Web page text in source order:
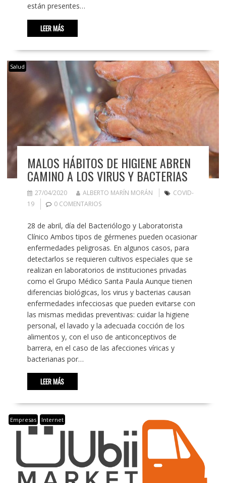
están presentes…
LEER MÁS
Salud
MALOS HÁBITOS DE HIGIENE ABREN
CAMINO A LOS VIRUS Y BACTERIAS
27/04/2020 ALBERTO MARÍN MORÁN
COVID-
19
0 COMENTARIOS
28 de abril, día del Bacteriólogo y Laboratorista
Clínico Ambos tipos de gérmenes pueden ocasionar
enfermedades peligrosas. En algunos casos, para
detectarlos se requieren cultivos especiales que se
realizan en laboratorios de instituciones privadas
como el Grupo Médico Santa Paula Aunque tienen
diferencias biológicas, los virus y bacterias causan
enfermedades infecciosas que pueden evitarse con
las mismas medidas preventivas: cuidar la higiene
personal, el lavado y la adecuada cocción de los
alimentos y, con el uso de anticonceptivos de
barrera, en el caso de las afecciones víricas y
bacterianas por…
LEER MÁS
Empresas Internet